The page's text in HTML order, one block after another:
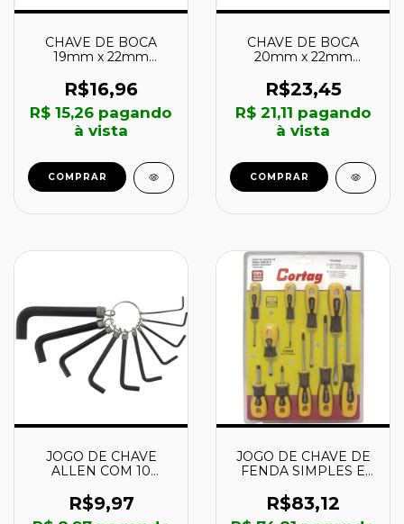
CHAVE DE BOCA
19mm x 22mm
R$16,96
R$ 15,26 pagando
à vista
COMPRAR
CHAVE DE BOCA
20mm x 22mm
R$23,45
R$ 21,11 pagando
à vista
COMPRAR
JOGO DE CHAVE
ALLEN COM 10
10 MM - 861-0263 -
GUEPAR
R$9,97
JOGO DE CHAVE DE
FENDA SIMPLES E
PHILLIPS 10 PEÇAS -
61105 - CORTAG
R$83,12